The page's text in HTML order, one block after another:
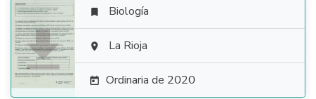

 Biología
 La Rioja
 Ordinaria de 2020